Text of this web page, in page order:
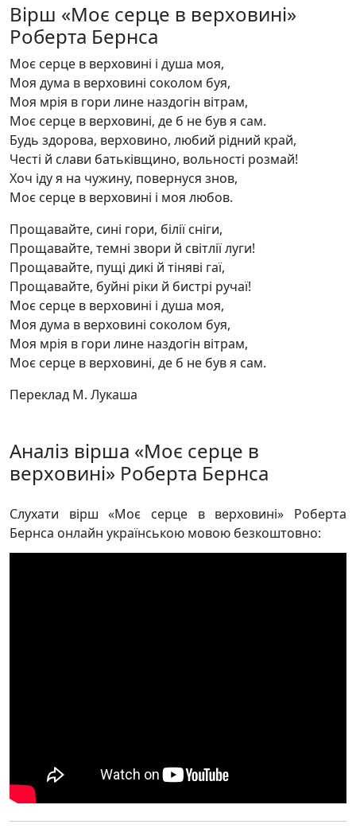
Вірш «Моє серце в верховині»
Роберта Бернса
Моє серце в верховині і душа моя,
Моя дума в верховині соколом буя,
Моя мрія в гори лине наздогін вітрам,
Моє серце в верховині, де б не був я сам.
Будь здорова, верховино, любий рідний край,
Честі й слави батьківщино, вольності розмай!
Хоч іду я на чужину, повернуся знов,
Моє серце в верховині і моя любов.
Прощавайте, сині гори, білії сніги,
Прощавайте, темні звори й світлії луги!
Прощавайте, пущі дикі й тіняві гаї,
Прощавайте, буйні ріки й бистрі ручаї!
Моє серце в верховині і душа моя,
Моя дума в верховині соколом буя,
Моя мрія в гори лине наздогін вітрам,
Моє серце в верховині, де б не був я сам.
Переклад М. Лукаша
Аналіз вірша «Моє серце в
верховині» Роберта Бернса
Слухати вірш «Моє серце в верховині» Роберта
Бернса онлайн українською мовою безкоштовно: